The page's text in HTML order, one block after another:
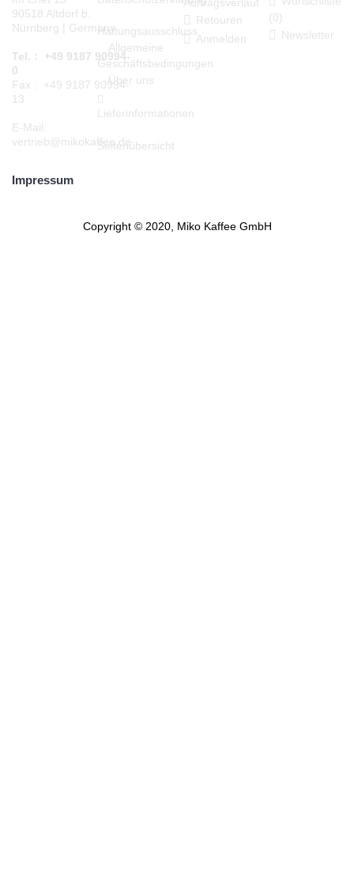
90518 Altdorf b.
Nürnberg | Germany
Tel. : +49 9187 90994-
0
Fax : +49 9187 90994-
13
E-Mail:
vertrieb@mikokaffee.de
Haftungsausschluss
Allgemeine
Geschäftsbedingungen
Über uns
Lieferinformationen
Seitenübersicht
Retouren
Anmelden
(0)
Newsletter
Impressum
Copyright © 2020, Miko Kaffee GmbH